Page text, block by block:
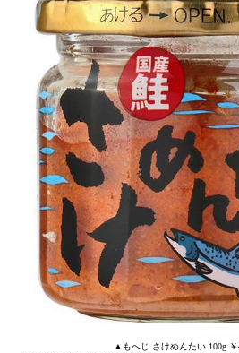
▲もへじ さけめんたい 100g ￥